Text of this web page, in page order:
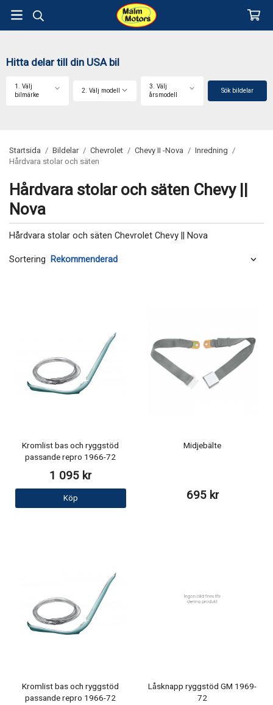
Hitta delar till din USA bil
1. Välj
bilmärke
2. Välj modell
3. Välj
årsmodell
Sök bildelar
Startsida / Bildelar / Chevrolet / Chevy II -Nova / Inredning /
Hårdvara stolar och säten
Hårdvara stolar och säten Chevy ||
Nova
Hårdvara stolar och säten Chevrolet Chevy || Nova
Sortering
Kromlist bas och ryggstöd
passande repro 1966-72
1 095 kr
Köp
Midjebälte
695 kr
Kromlist bas och ryggstöd
passande repro 1966-72
Låsknapp ryggstöd GM 1969-
72